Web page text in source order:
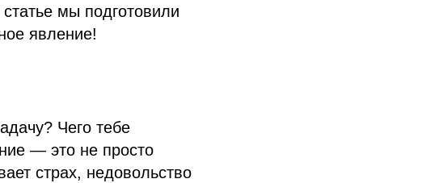
мы подготовили
явление!
Чего тебе
— это не просто
страх, недовольство